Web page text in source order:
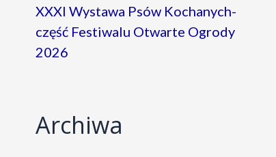
XXXI Wystawa Psów Kochanych-
część Festiwalu Otwarte Ogrody
2026
Archiwa